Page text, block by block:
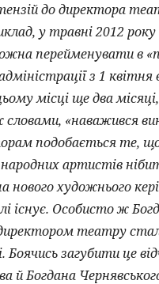
до директора
у травні 2012
перейменувати в
з 1
місці ще два
словами, «наважився
подобається те,
артистів
нового художнього
існує. Особисто ж
театру
загубити це
й Богдана